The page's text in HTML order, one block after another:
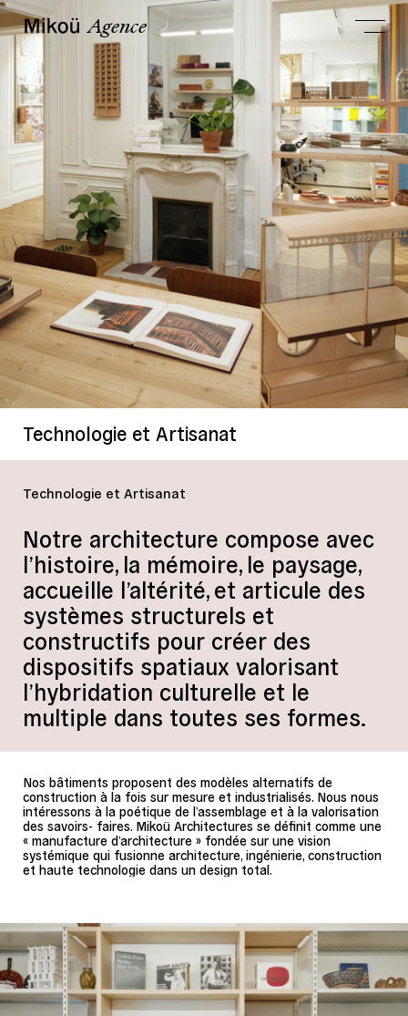
Agence
Technologie et Artisanat
Technologie et Artisanat
Notre architecture compose avec
l’histoire, la mémoire, le paysage,
accueille l’altérité, et articule des
systèmes structurels et
constructifs pour créer des
dispositifs spatiaux valorisant
l’hybridation culturelle et le
multiple dans toutes ses formes.
Nos bâtiments proposent des modèles alternatifs de
construction à la fois sur mesure et industrialisés. Nous nous
intéressons à la poétique de l’assemblage et à la valorisation
des savoirs- faires. Mikoü Architectures se définit comme une
« manufacture d’architecture » fondée sur une vision
systémique qui fusionne architecture, ingénierie, construction
et haute technologie dans un design total.